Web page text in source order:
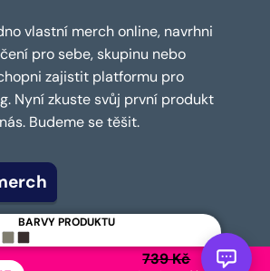
BARVY PRODUKTU
739 Kč
vlastní merch online, navrhni
pro sebe, skupinu nebo
zajistit platformu pro
Nyní zkuste svůj první produkt
Budeme se těšit.